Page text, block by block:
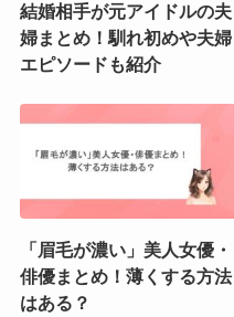
結婚相手が元アイドルの夫
婦まとめ！馴れ初めや夫婦
エピソードも紹介
「眉毛が濃い」美人女優・
俳優まとめ！薄くする方法
はある？